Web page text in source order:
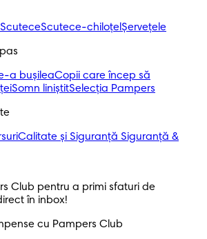
ScuteceScutece-chiloțelȘervețele
a bușileaCopii care încep să
Somn liniștitSelecția Pampers
Calitate și Siguranță Siguranță &
Club pentru a primi sfaturi de
în inbox!
cu Pampers Club